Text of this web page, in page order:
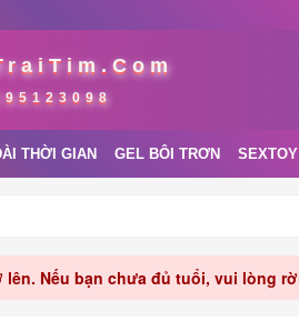
THỜI GIAN GEL BÔI TRƠN SEXTOY
Nếu bạn chưa đủ tuổi, vui lòng